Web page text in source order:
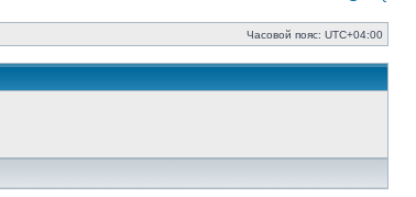
Часовой пояс: UTC+04:00